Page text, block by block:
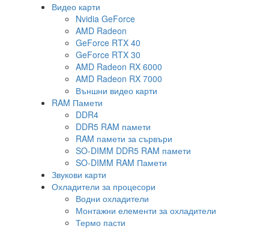
Видео карти
Nvidia GeForce
AMD Radeon
GeForce RTX 40
GeForce RTX 30
AMD Radeon RX 6000
AMD Radeon RX 7000
Външни видео карти
RAM Памети
DDR4
DDR5 RAM памети
RAM памети за сървъри
SO-DIMM DDR5 RAM памети
SO-DIMM RAM Памети
Звукови карти
Охладители за процесори
Водни охладители
Монтажни елементи за охладители
Термо пасти